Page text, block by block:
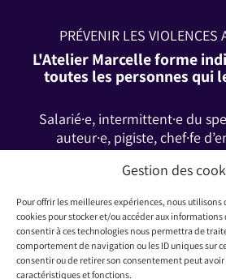
Gestion des
Pour offrir les meilleures expériences, nous
cookies pour stocker et/ou accéder aux
consentir à ces technologies nous permettra de
comportement de navigation ou les ID uniques sur
consentir ou de retirer son consentement peut
caractéristiques et fonctions.
PRÉVENIR LES VIOLENCES
L'Atelier Marcelle forme
toutes les personnes qui
Salarié·e, intermittent·e du
auteur·e, pigiste, chef·fe
demandeur·euse d’emploi,
les possibilités de
FINANCEMENT